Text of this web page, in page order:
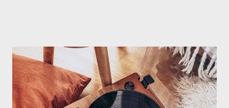
am un comportament care să nu deranjeze pe cei din jurul meu.
Însă de când eram mică am fost fascinată de ceva: mama
mereu se trezește mai devreme, înainte de a pleca la serviciu și
își repet ă ritualul de frumusețe...